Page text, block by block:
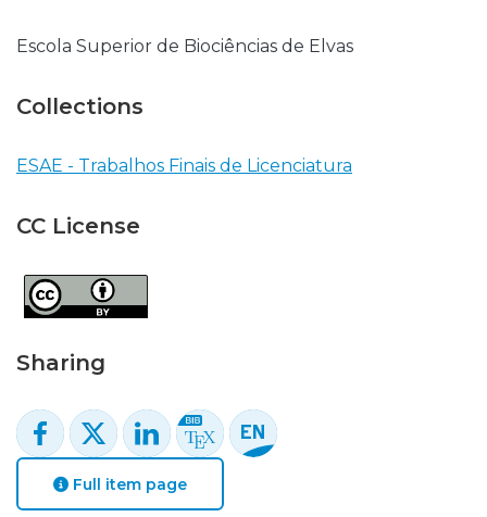
Escola Superior de Biociências de Elvas
Collections
ESAE - Trabalhos Finais de Licenciatura
CC License
Sharing
Full item page